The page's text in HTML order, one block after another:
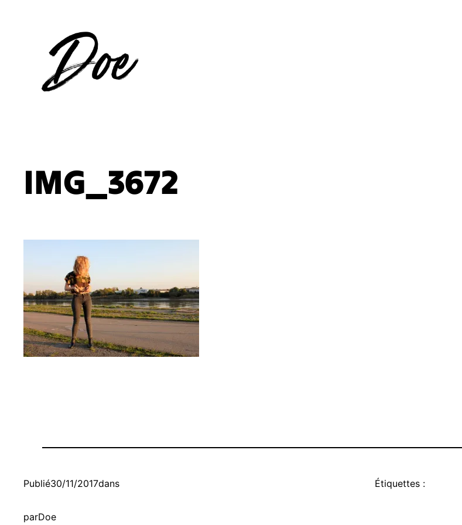
IMG_3672
Publié30/11/2017dans
parDoe
Étiquettes :